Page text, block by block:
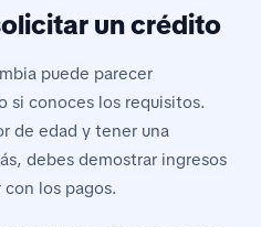
un crédito
puede parecer
si conoces los requisitos.
de edad y tener una
debes demostrar ingresos
los pagos.